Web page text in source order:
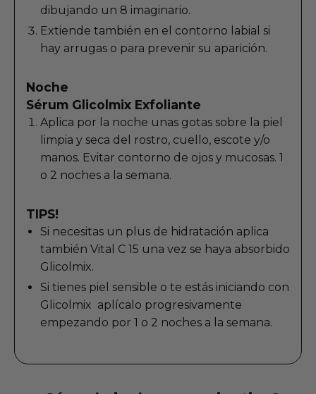
dibujando un 8 imaginario.
Extiende también en el contorno labial si
hay arrugas o para prevenir su aparición.
Noche
Sérum Glicolmix Exfoliante
Aplica por la noche unas gotas sobre la piel
limpia y seca del rostro, cuello, escote y/o
manos. Evitar contorno de ojos y mucosas. 1
o 2 noches a la semana.
TIPS!
Si necesitas un plus de hidratación aplica
también Vital C 15 una vez se haya absorbido
Glicolmix.
Si tienes piel sensible o te estás iniciando con
Glicolmix aplícalo progresivamente
empezando por 1 o 2 noches a la semana.